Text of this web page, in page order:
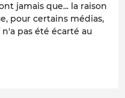
jamais que... la raison
pour certains médias,
pas été écarté au